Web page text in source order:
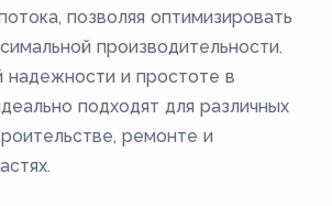
позволяя оптимизировать
производительности.
надежности и простоте в
подходят для различных
ремонте и